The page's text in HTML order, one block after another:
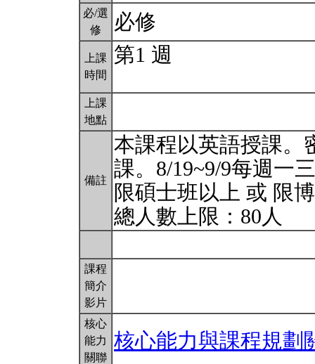
必/選
修
必修
上課
時間
第1 週
上課
地點
備註
本課程以英語授課。
課。8/19~9/9每週一
限碩士班以上 或 限
總人數上限：80人
課程
簡介
影片
核心
能力
關聯
核心能力與課程規劃